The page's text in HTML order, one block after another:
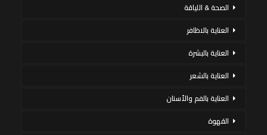
الصحة & اللياقة
العناية بالاظافر
العناية بالبشرة
العناية بالشعر
العناية بالفم والأسنان
القهوة